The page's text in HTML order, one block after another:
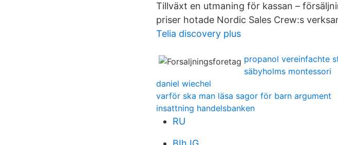
Tillväxt en utmaning för kassan –
priser hotade Nordic Sales Crew:s
Telia discovery plus
propanol vereinfachte
säbyholms montessori
daniel wiechel
varför ska man läsa sagor för barn argument
insattning handelsbanken
RU